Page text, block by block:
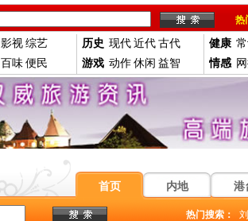
热
影视综艺
百味便民
历史 现代近代古代
游戏 动作休闲 益智
健康
情感
首页 内地 港
热门搜索：